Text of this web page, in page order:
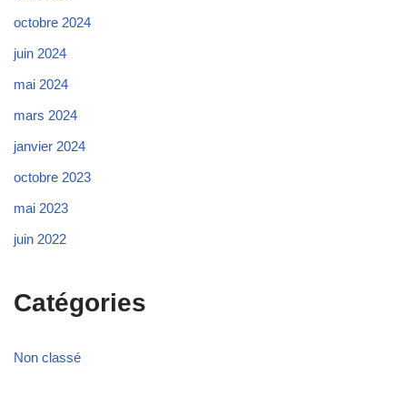
octobre 2024
juin 2024
mai 2024
mars 2024
janvier 2024
octobre 2023
mai 2023
juin 2022
Catégories
Non classé